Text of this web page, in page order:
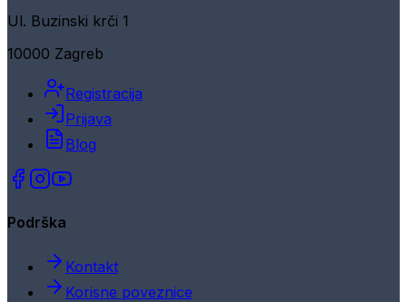
Ul. Buzinski krči 1
10000 Zagreb
Registracija
Prijava
Blog
Podrška
Kontakt
Korisne poveznice